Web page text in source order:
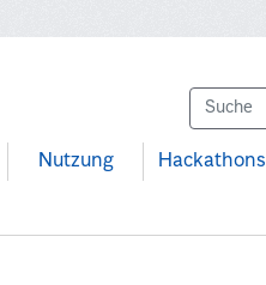
Nutzung Hackathons